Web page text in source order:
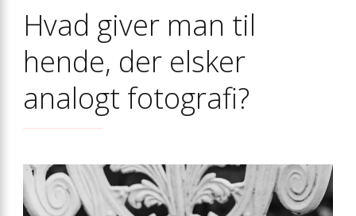
Hvad giver man til
hende, der elsker
analogt fotografi?